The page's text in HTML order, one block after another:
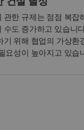
관한 규제는 점점 복잡
수도 증가하고 있습니
기 위해 협업의 가상환
요성이 높아지고 있습